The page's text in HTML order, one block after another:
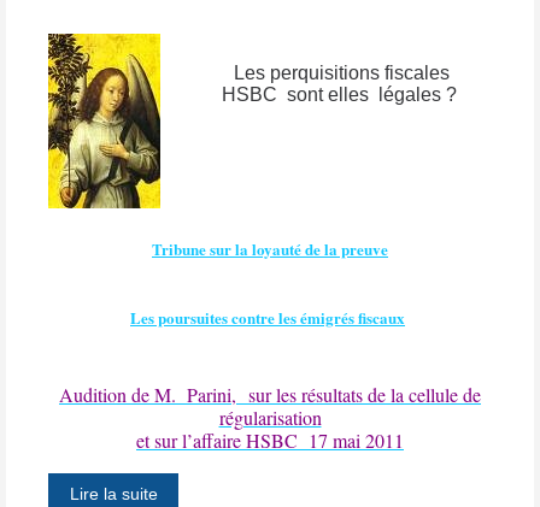
Les perquisitions fiscales
HSBC sont elles légales ?
Tribune sur la loyauté de la preuve
Les poursuites contre les émigrés fiscaux
Audition de M. Parini, sur les résultats de la cellule de
régularisation
et sur l’affaire HSBC 17 mai 2011
Lire la suite